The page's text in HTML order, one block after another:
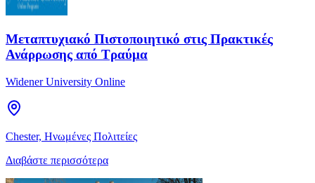
Μεταπτυχιακό Πιστοποιητικό στις Πρακτικές
Ανάρρωσης από Τραύμα
Widener University Online
Chester, Ηνωμένες Πολιτείες
Διαβάστε περισσότερα